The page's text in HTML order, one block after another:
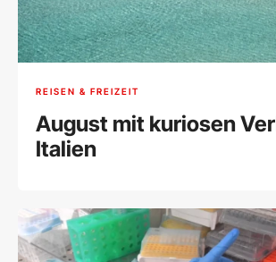
REISEN & FREIZEIT
August mit kuriosen
Italien